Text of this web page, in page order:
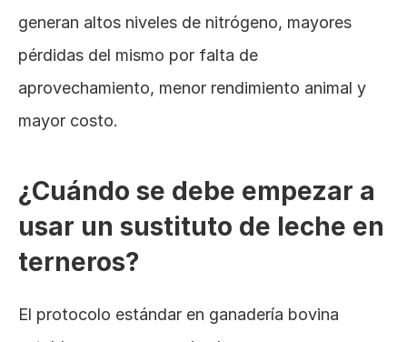
generan altos niveles de nitrógeno, mayores
pérdidas del mismo por falta de
aprovechamiento, menor rendimiento animal y
mayor costo.
¿Cuándo se debe empezar a
usar un sustituto de leche en
terneros?
El protocolo estándar en ganadería bovina